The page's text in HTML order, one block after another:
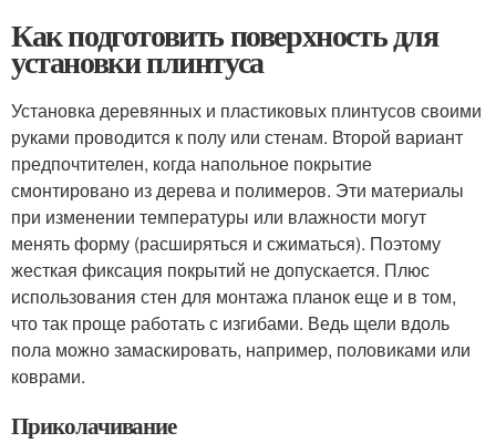
Как подготовить поверхность для
установки плинтуса
Установка деревянных и пластиковых плинтусов своими
руками проводится к полу или стенам. Второй вариант
предпочтителен, когда напольное покрытие
смонтировано из дерева и полимеров. Эти материалы
при изменении температуры или влажности могут
менять форму (расширяться и сжиматься). Поэтому
жесткая фиксация покрытий не допускается. Плюс
использования стен для монтажа планок еще и в том,
что так проще работать с изгибами. Ведь щели вдоль
пола можно замаскировать, например, половиками или
коврами.
Приколачивание